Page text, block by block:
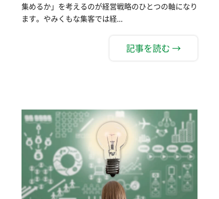
集めるか」を考えるのが経営戦略のひとつの軸になり
ます。やみくもな集客では経...
記事を読む →